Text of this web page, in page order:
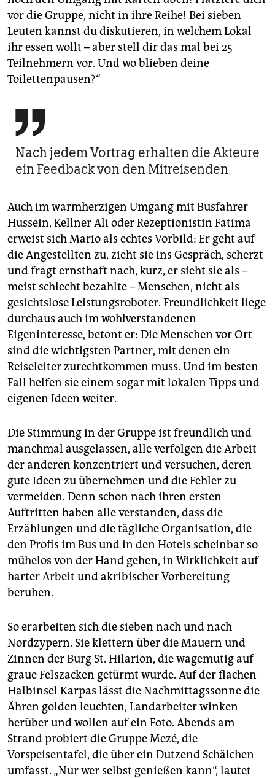
vor die Gruppe, nicht in ihre Reihe! Bei sieben
Leuten kannst du diskutieren, in welchem Lokal
ihr essen wollt – aber stell dir das mal bei 25
Teilnehmern vor. Und wo blieben deine
Toilettenpausen?“

Nach jedem Vortrag erhalten die Akteure
ein Feedback von den Mitreisenden
Auch im warmherzigen Umgang mit Busfahrer
Hussein, Kellner Ali oder Rezeptionistin Fatima
erweist sich Mario als echtes Vorbild: Er geht auf
die Angestellten zu, zieht sie ins Gespräch, scherzt
und fragt ernsthaft nach, kurz, er sieht sie als –
meist schlecht bezahlte – Menschen, nicht als
gesichtslose Leistungsroboter. Freundlichkeit liege
durchaus auch im wohlverstandenen
Eigeninteresse, betont er: Die Menschen vor Ort
sind die wichtigsten Partner, mit denen ein
Reiseleiter zurechtkommen muss. Und im besten
Fall helfen sie einem sogar mit lokalen Tipps und
eigenen Ideen weiter.
Die Stimmung in der Gruppe ist freundlich und
manchmal ausgelassen, alle verfolgen die Arbeit
der anderen konzentriert und versuchen, deren
gute Ideen zu übernehmen und die Fehler zu
vermeiden. Denn schon nach ihren ersten
Auftritten haben alle verstanden, dass die
Erzählungen und die tägliche Organisation, die
den Profis im Bus und in den Hotels scheinbar so
mühelos von der Hand gehen, in Wirklichkeit auf
harter Arbeit und akribischer Vorbereitung
beruhen.
So erarbeiten sich die sieben nach und nach
Nordzypern. Sie klettern über die Mauern und
Zinnen der Burg St. Hilarion, die wagemutig auf
graue Felszacken getürmt wurde. Auf der flachen
Halbinsel Karpas lässt die Nachmittagssonne die
Ähren golden leuchten, Landarbeiter winken
herüber und wollen auf ein Foto. Abends am
Strand probiert die Gruppe Mezé, die
Vorspeisentafel, die über ein Dutzend Schälchen
umfasst. „Nur wer selbst genießen kann“, lautet